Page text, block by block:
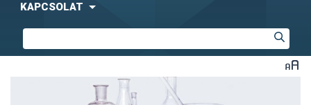
KAPCSOLAT